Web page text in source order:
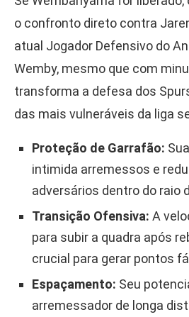
o confronto direto contra
atual Jogador Defensivo do
Wemby, mesmo que com
transforma a defesa dos
das mais vulneráveis da liga
Proteção de Garrafão:
intimida arremessos e
adversários dentro do raio
Transição Ofensiva: A
para subir a quadra após
crucial para gerar pontos
Espaçamento: Seu
arremessador de longa